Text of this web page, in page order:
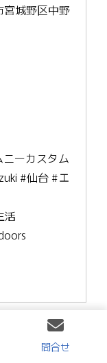
宮城野区中野
ーカスタム
#仙台 #エ
活
問合せ